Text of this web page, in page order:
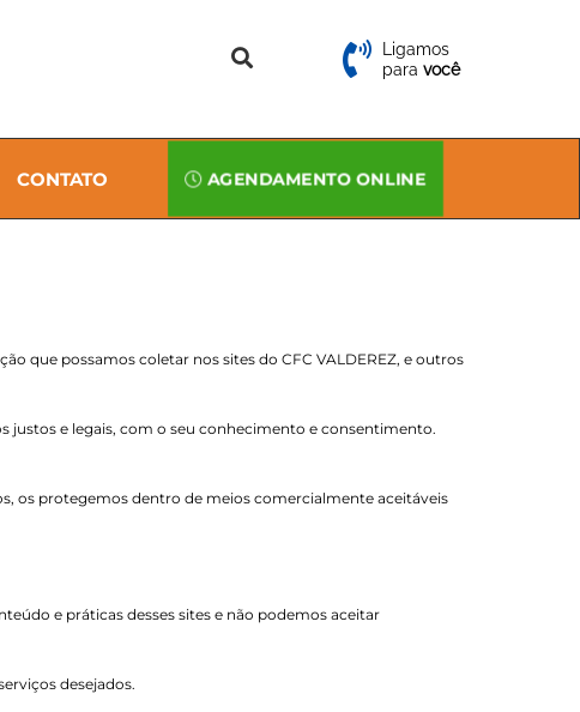
Ligamos
para você
CONTATO AGENDAMENTO ONLINE
que possamos coletar nos sites do CFC VALDEREZ, e outros
justos e legais, com o seu conhecimento e consentimento.
os protegemos dentro de meios comercialmente aceitáveis
e práticas desses sites e não podemos aceitar
desejados.